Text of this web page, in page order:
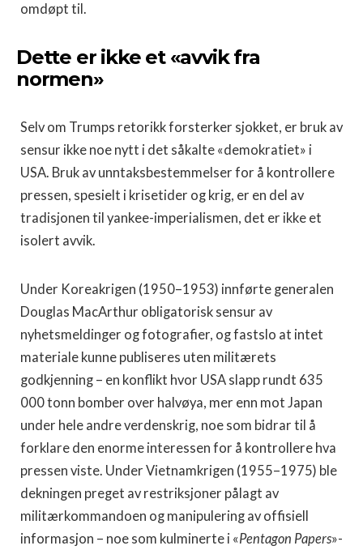
omdøpt til.
Dette er ikke et «avvik fra
normen»
Selv om Trumps retorikk forsterker sjokket, er bruk av
sensur ikke noe nytt i det såkalte «demokratiet» i
USA. Bruk av unntaksbestemmelser for å kontrollere
pressen, spesielt i krisetider og krig, er en del av
tradisjonen til yankee-imperialismen, det er ikke et
isolert avvik.
Under Koreakrigen (1950–1953) innførte generalen
Douglas MacArthur obligatorisk sensur av
nyhetsmeldinger og fotografier, og fastslo at intet
materiale kunne publiseres uten militærets
godkjenning – en konflikt hvor USA slapp rundt 635
000 tonn bomber over halvøya, mer enn mot Japan
under hele andre verdenskrig, noe som bidrar til å
forklare den enorme interessen for å kontrollere hva
pressen viste. Under Vietnamkrigen (1955–1975) ble
dekningen preget av restriksjoner pålagt av
militærkommandoen og manipulering av offisiell
informasjon – noe som kulminerte i «Pentagon Papers»-